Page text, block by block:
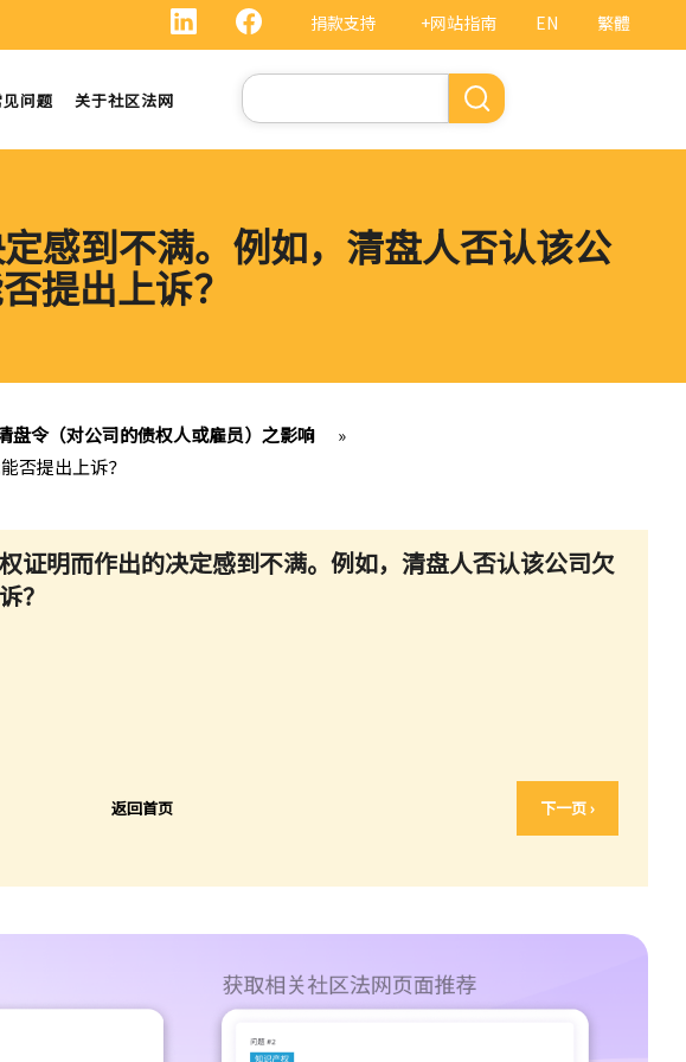
EN 繁體
捐款支持 +网站指南
见问题 关于社区法网
搜
索
感到不满。例如，清盘人否认该公
提出上诉？
盘令（对公司的债权人或雇员）之影响
»
否提出上诉？
证明而作出的决定感到不满。例如，清盘人否认该公司欠
？
返回首页 下一页 ›